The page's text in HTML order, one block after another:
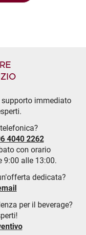
immediato
4040 2262
con orario
9:00 alle 13:00.
dedicata?
per il beverage?